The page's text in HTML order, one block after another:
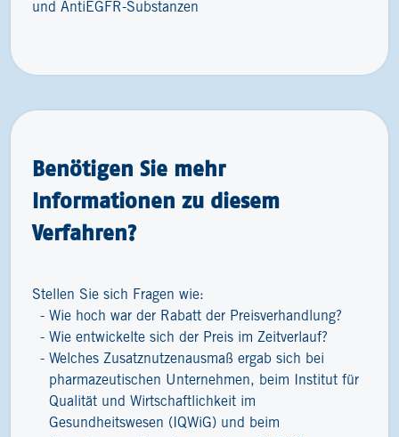
und AntiEGFR-Substanzen
Benötigen Sie mehr
Informationen zu diesem
Verfahren?
Stellen Sie sich Fragen wie:
Wie hoch war der Rabatt der Preisverhandlung?
Wie entwickelte sich der Preis im Zeitverlauf?
Welches Zusatznutzenausmaß ergab sich bei
pharmazeutischen Unternehmen, beim Institut für
Qualität und Wirtschaftlichkeit im
Gesundheitswesen (IQWiG) und beim